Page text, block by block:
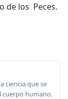
de los Peces.
ciencia que se
cuerpo humano.